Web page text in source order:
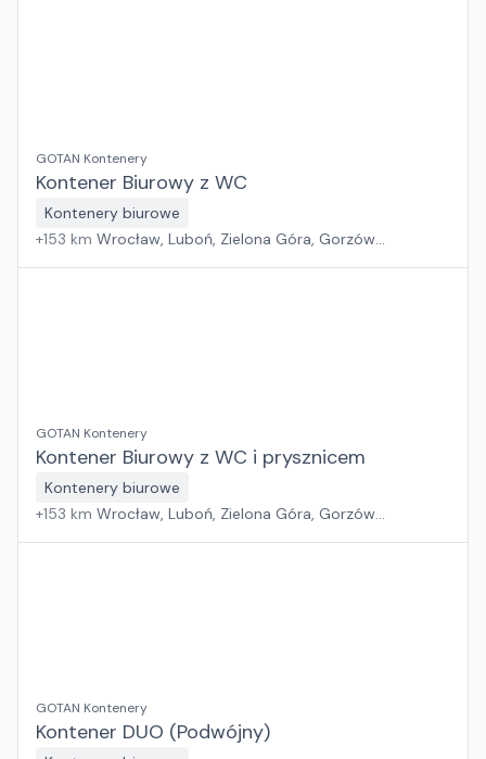
GOTAN Kontenery
Kontener Biurowy z WC
Kontenery biurowe
+153 km Wrocław, Luboń, Zielona Góra, Gorzów
GOTAN Kontenery
Kontener Biurowy z WC i prysznicem
Kontenery biurowe
+153 km Wrocław, Luboń, Zielona Góra, Gorzów
GOTAN Kontenery
Kontener DUO (Podwójny)